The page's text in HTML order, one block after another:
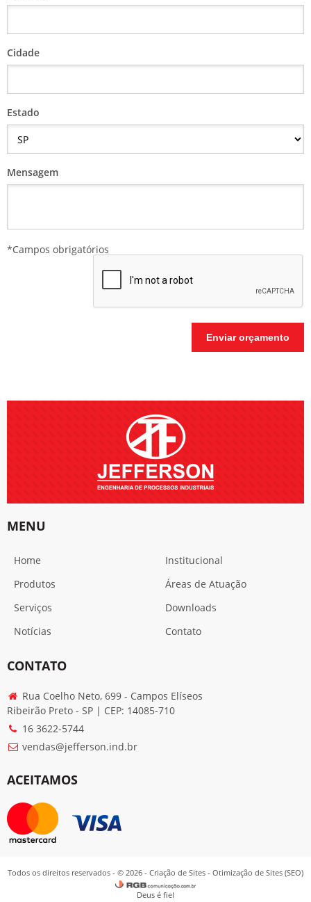
Cidade
Estado
Mensagem
*Campos obrigatórios
MENU
Home
Institucional
Produtos
Áreas de Atuação
Serviços
Downloads
Notícias
Contato
CONTATO
Rua Coelho Neto, 699 - Campos Elíseos
Ribeirão Preto - SP | CEP: 14085-710
16 3622-5744
vendas@jefferson.ind.br
ACEITAMOS
Todos os direitos reservados - © 2026 - Criação de Sites - Otimização de Sites (SEO)
Deus é fiel